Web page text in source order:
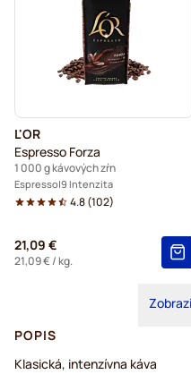
L'OR
Espresso Forza
1 000 g kávových zŕn
Espresso 9 Intenzita
4.8(102)
21,09 €
21,09 €/ kg.
POPIS
Klasická, intenzívna káva